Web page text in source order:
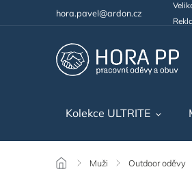
hora.pavel@ardon.cz
Kolekce ULTRITE
/ Muži / Outdoor oděvy